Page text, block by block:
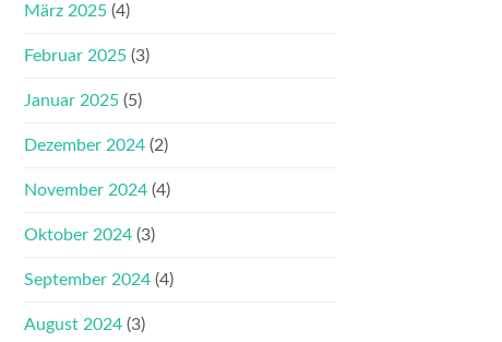
März 2025 (4)
Februar 2025 (3)
Januar 2025 (5)
Dezember 2024 (2)
November 2024 (4)
Oktober 2024 (3)
September 2024 (4)
August 2024 (3)